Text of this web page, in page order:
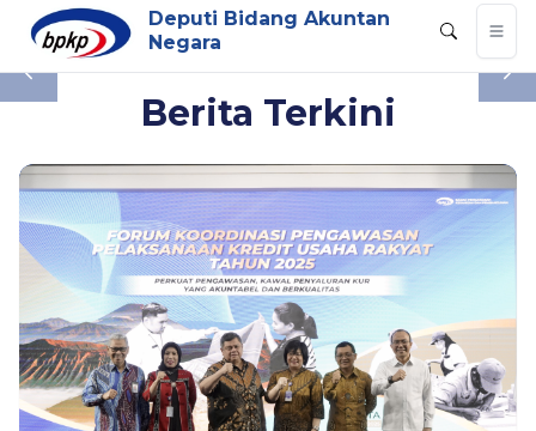
Deputi Bidang Akuntan
Negara
Slide NaN of 0
Berita Terkini